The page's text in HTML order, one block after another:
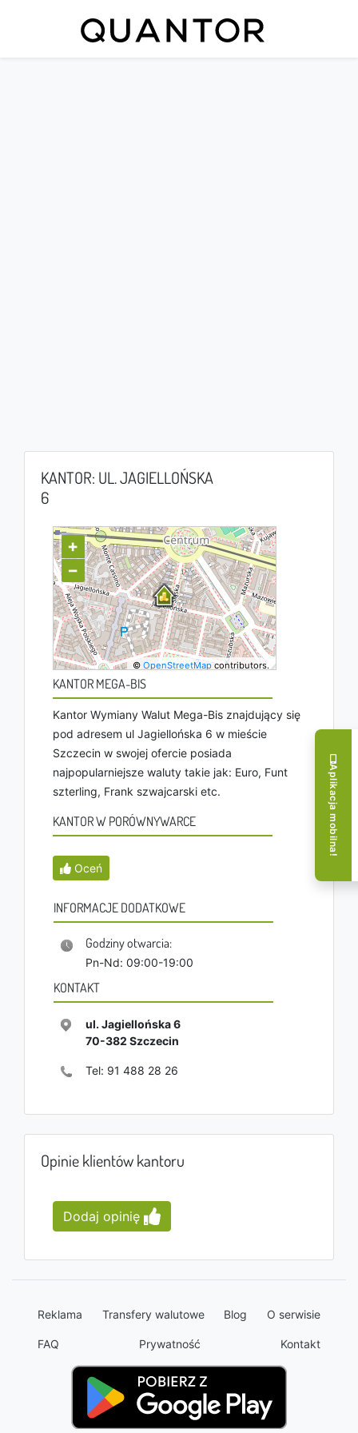
KANTOR: UL. JAGIELLOŃSKA
6
+
−
©OpenStreetMapcontributors.
KANTOR MEGA-BIS
Kantor Wymiany Walut Mega-Bis znajdujący się
pod adresem ul Jagiellońska 6 w mieście
Szczecin w swojej ofercie posiada
najpopularniejsze waluty takie jak: Euro, Funt
szterling, Frank szwajcarski etc.
KANTOR W PORÓWNYWARCE
Oceń
INFORMACJE DODATKOWE
Godziny otwarcia:
Pn-Nd: 09:00-19:00
KONTAKT
ul. Jagiellońska 6
70-382 Szczecin
Tel: 91 488 28 26
Opinie klientów kantoru
Dodaj opinię
Reklama Transfery walutowe Blog O serwisie
FAQ Prywatność Kontakt
Aplikacja mobilna!